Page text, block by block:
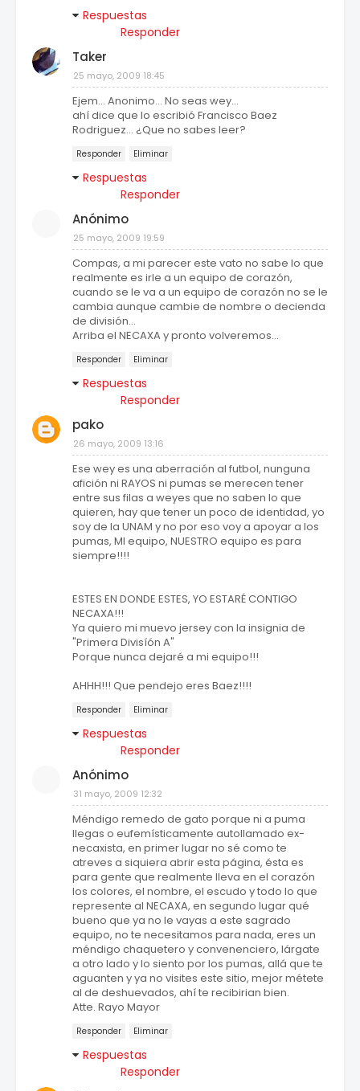
Respuestas
Responder
Taker
25 mayo, 2009 18:45
Ejem... Anonimo... No seas wey...
ahí dice que lo escribió Francisco Baez
Rodriguez... ¿Que no sabes leer?
Responder Eliminar
Respuestas
Responder
Anónimo
25 mayo, 2009 19:59
Compas, a mi parecer este vato no sabe lo que
realmente es irle a un equipo de corazón,
cuando se le va a un equipo de corazón no se le
cambia aunque cambie de nombre o decienda
de división...
Arriba el NECAXA y pronto volveremos...
Responder Eliminar
Respuestas
Responder
pako
26 mayo, 2009 13:16
Ese wey es una aberración al futbol, nunguna
afición ni RAYOS ni pumas se merecen tener
entre sus filas a weyes que no saben lo que
quieren, hay que tener un poco de identidad, yo
soy de la UNAM y no por eso voy a apoyar a los
pumas, MI equipo, NUESTRO equipo es para
siempre!!!!
ESTES EN DONDE ESTES, YO ESTARÉ CONTIGO
NECAXA!!!
Ya quiero mi muevo jersey con la insignia de
"Primera Divisíón A"
Porque nunca dejaré a mi equipo!!!
AHHH!!! Que pendejo eres Baez!!!!
Responder Eliminar
Respuestas
Responder
Anónimo
31 mayo, 2009 12:32
Méndigo remedo de gato porque ni a puma
llegas o eufemísticamente autollamado ex-
necaxista, en primer lugar no sé como te
atreves a siquiera abrir esta página, ésta es
para gente que realmente lleva en el corazón
los colores, el nombre, el escudo y todo lo que
represente al NECAXA, en segundo lugar qué
bueno que ya no le vayas a este sagrado
equipo, no te necesitamos para nada, eres un
méndigo chaquetero y convenenciero, lárgate
a otro lado y lo siento por los pumas, allá que te
aguanten y ya no visites este sitio, mejor métete
al de deshuevados, ahí te recibirian bien.
Atte. Rayo Mayor
Responder Eliminar
Respuestas
Responder